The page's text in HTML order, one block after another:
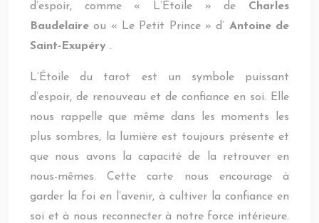
d’espoir, comme « L’Étoile » de Charles
Baudelaireou « Le Petit Prince » d’ Antoine de
Saint-Exupéry .
L’Étoile du tarot est un symbole puissant
d’espoir, de renouveau et de confiance en soi. Elle
nous rappelle que même dans les moments les
plus sombres, la lumière est toujours présente et
que nous avons la capacité de la retrouver en
nous-mêmes. Cette carte nous encourage à
garder la foi en l’avenir, à cultiver la confiance en
soi et à nous reconnecter à notre force intérieure.